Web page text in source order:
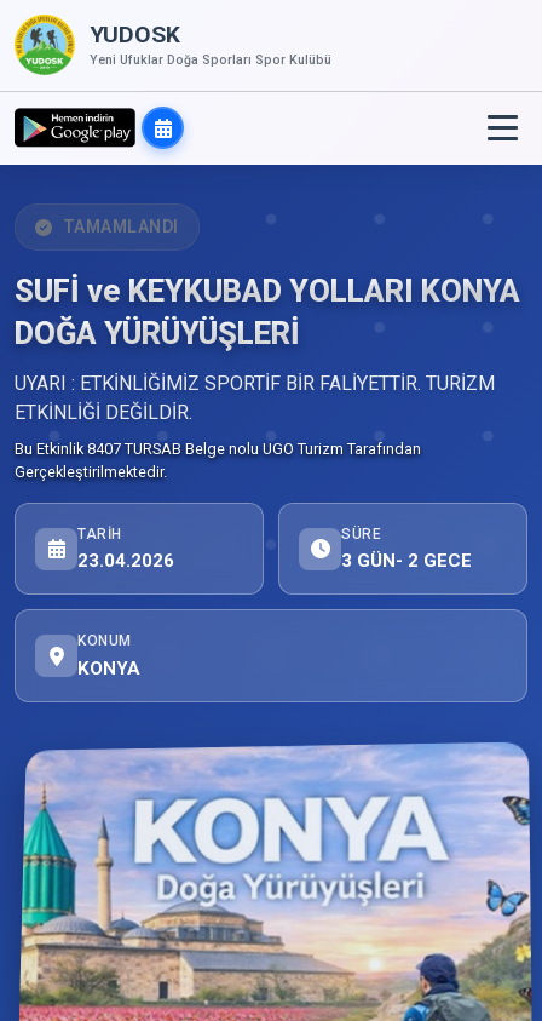
YUDOSK
Yeni Ufuklar Doğa Sporları Spor Kulübü
TAMAMLANDI
SUFİ ve KEYKUBAD YOLLARI KONYA
DOĞA YÜRÜYÜŞLERİ
UYARI : ETKİNLİĞİMİZ SPORTİF BİR FALİYETTİR. TURİZM
ETKİNLİĞİ DEĞİLDİR.
Bu Etkinlik 8407 TURSAB Belge nolu UGO Turizm Tarafından
Gerçekleştirilmektedir.
TARIH
23.04.2026
SÜRE
3 GÜN- 2 GECE
KONUM
KONYA